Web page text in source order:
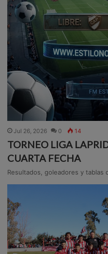
Jul 26, 2026 0 14
TORNEO LIGA
CUARTA FECHA
Resultados, goleadores y tablas